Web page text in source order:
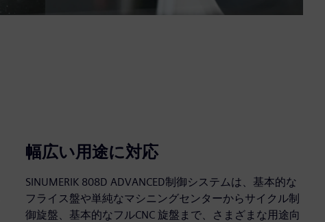
幅広い用途に対応
SINUMERIK 808D ADVANCED制御システムは、基本的な
フライス盤や単純なマシニングセンターからサイクル制
御旋盤、基本的なフルCNC 旋盤まで、さまざまな用途向